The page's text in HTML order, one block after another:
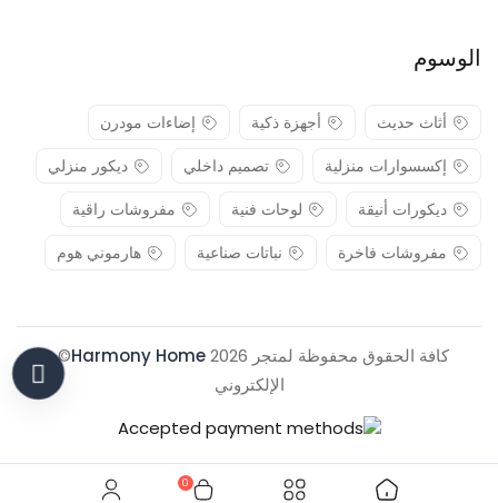
0
الوسوم
أثاث حديث أجهزة ذكية
إضاءات مودرن
إكسسوارات منزلية
تصميم داخلي
ديكور منزلي
ديكورات أنيقة
لوحات فنية
مفروشات راقية
مفروشات فاخرة
نباتات صناعية هارموني هوم
كافة الحقوق محفوظة لمتجر 2026 Harmony Home
© .
الإلكتروني